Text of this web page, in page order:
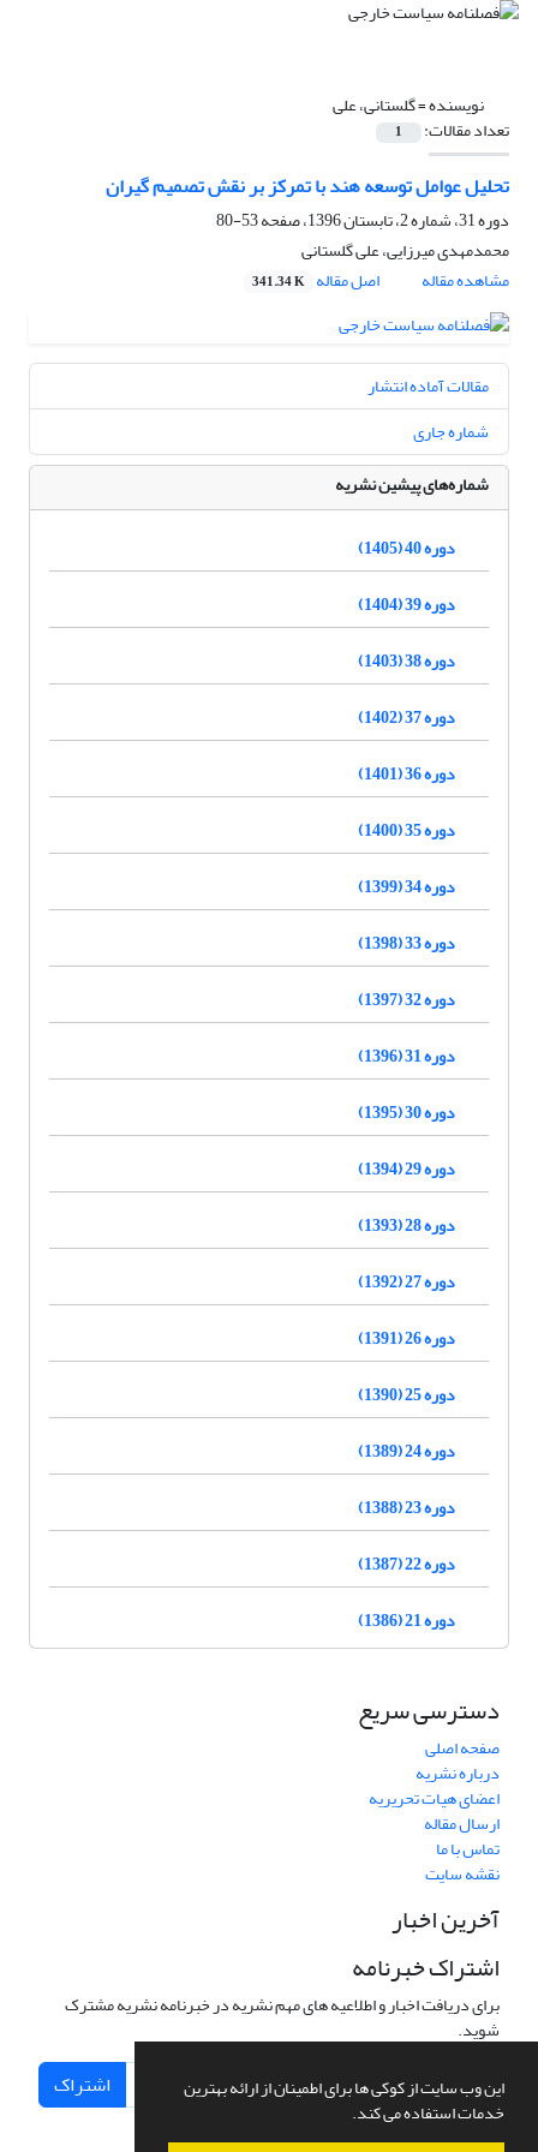
این وب سایت از کوکی ها برای اطمینان از ارائه بهترین
خدمات استفاده می کند.
نویسنده =گلستانی، علی
تعداد مقالات: 1
تحلیل عوامل توسعه هند با تمرکز بر نقش تصمیم گیران
دوره 31، شماره 2، تابستان 1396، صفحه
53-80
محمدمهدی میرزایی، علی گلستانی
مشاهده مقاله
اصل مقاله 341.34 K
مقالات آماده انتشار
شماره جاری
شماره‌های پیشین نشریه
دوره 40 (1405)
دوره 39 (1404)
دوره 38 (1403)
دوره 37 (1402)
دوره 36 (1401)
دوره 35 (1400)
دوره 34 (1399)
دوره 33 (1398)
دوره 32 (1397)
دوره 31 (1396)
دوره 30 (1395)
دوره 29 (1394)
دوره 28 (1393)
دوره 27 (1392)
دوره 26 (1391)
دوره 25 (1390)
دوره 24 (1389)
دوره 23 (1388)
دوره 22 (1387)
دوره 21 (1386)
دسترسی سریع
صفحه اصلی
درباره نشریه
اعضای هیات تحریریه
ارسال مقاله
تماس با ما
نقشه سایت
آخرین اخبار
اشتراک خبرنامه
برای دریافت اخبار و اطلاعیه های مهم نشریه در خبرنامه نشریه مشترک
شوید.
اشتراک